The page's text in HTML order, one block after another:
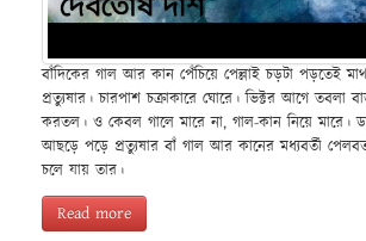
বাঁদিকের গাল আর কান পেঁচিয়ে পেল্লাই চড়টা পড়তেই
প্রত্যুষার। চারপাশ চক্রাকারে ঘোরে। ভিক্টর আগে তবলা
করতল। ও কেবল গালে মারে না, গাল-কান নিয়ে মারে।
আছড়ে পড়ে প্রত্যুষার বাঁ গাল আর কানের মধ্যবর্তী
চলে যায় তার।
Read more